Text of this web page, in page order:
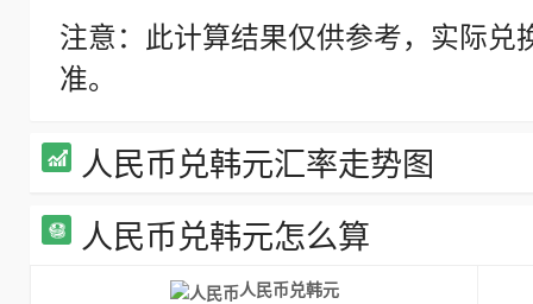
注意：此计算结果仅供参考，实际
准。
人民币兑韩元汇率走势图
人民币兑韩元怎么算
人民币兑韩元